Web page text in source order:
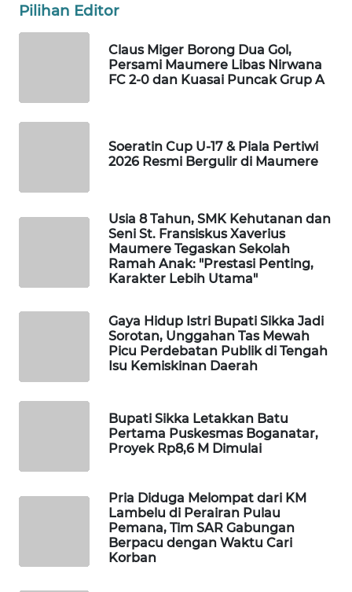
Pilihan Editor
Claus Miger Borong Dua Gol,
Persami Maumere Libas Nirwana
FC 2-0 dan Kuasai Puncak Grup A
Soeratin Cup U-17 & Piala Pertiwi
2026 Resmi Bergulir di Maumere
Usia 8 Tahun, SMK Kehutanan dan
Seni St. Fransiskus Xaverius
Maumere Tegaskan Sekolah
Ramah Anak: "Prestasi Penting,
Karakter Lebih Utama"
Gaya Hidup Istri Bupati Sikka Jadi
Sorotan, Unggahan Tas Mewah
Picu Perdebatan Publik di Tengah
Isu Kemiskinan Daerah
Bupati Sikka Letakkan Batu
Pertama Puskesmas Boganatar,
Proyek Rp8,6 M Dimulai
Pria Diduga Melompat dari KM
Lambelu di Perairan Pulau
Pemana, Tim SAR Gabungan
Berpacu dengan Waktu Cari
Korban
NEWS
METRO
JAKARTA
NEWS
FISUELRI